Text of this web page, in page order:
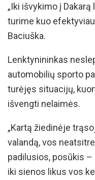
„Iki išvykimo į
turime kuo
Baciuška.
Lenktynininkas
automobilių sporto
turėjęs situacijų,
išvengti nelaimės.
„Kartą žiedinėje
valandą, vos
padilusios, posūkis
iki sienos likus vos